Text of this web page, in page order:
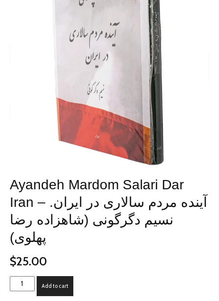
Ayandeh Mardom Salari Dar
Iran – آینده مردم سالاری در ایران.
نسیم دگرگونی (شاهزاده رضا
پهلوی)
$25.00
Ayandeh
Mardom
Add to cart